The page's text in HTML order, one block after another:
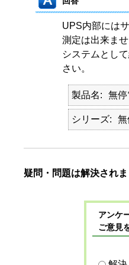
UPS内部には
測定は出来ま
システムとし
さい。
製品名 無
シリーズ 無
疑問・問題は解決され
アンケ
ご意見